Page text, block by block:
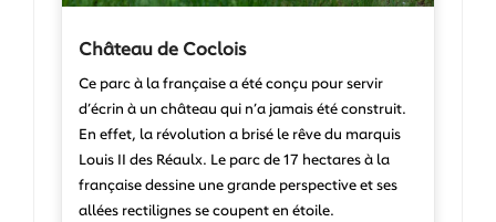
Château de Coclois
Ce parc à la française a été conçu pour servir
d’écrin à un château qui n’a jamais été construit.
En effet, la révolution a brisé le rêve du marquis
Louis II des Réaulx. Le parc de 17 hectares à la
française dessine une grande perspective et ses
allées rectilignes se coupent en étoile.